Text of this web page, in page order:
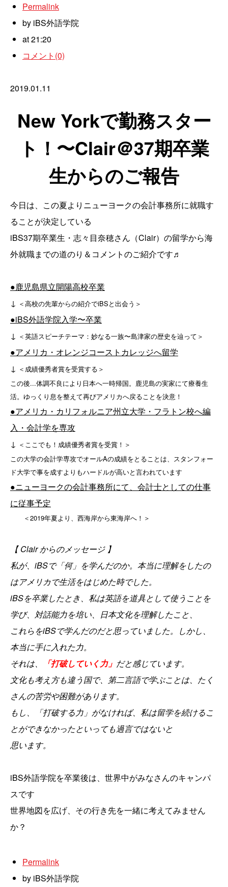
Permalink
by iBS外語学院
at 21:20
コメント(0)
2019.01.11
New Yorkで勤務スター
ト！〜Clair＠37期卒業
生からのご報告
今日は、この夏よりニューヨークの会計事務所に就職す
ることが決定している
iBS37期卒業生・志々目奈穂さん（Clair）の留学から海
外就職までの道のり＆コメントのご紹介です♬
●鹿児島県立開陽高校卒業
↓ ＜高校の先輩からの紹介でiBSと出会う＞
●iBS外語学院入学〜卒業
↓ ＜英語スピーチテーマ：妙なる一族〜島津家の歴史を辿って＞
●アメリカ・オレンジコーストカレッジへ留学
↓ ＜成績優秀者賞を受賞する＞
この後...体調不良により日本へ一時帰国。鹿児島の実家にて療養生
活。ゆっくり息を整えて再びアメリカへ戻ることを決意！
●アメリカ・カリフォルニア州立大学・フラトン校へ編
入・会計学を専攻
↓ ＜ここでも！成績優秀者賞を受賞！＞
この大学の会計学専攻でオールAの成績をとることは、スタンフォー
ド大学で事を成すよりもハードルが高いと言われています
●ニューヨークの会計事務所にて、会計士としての仕事
に従事予定
＜2019年夏より、西海岸から東海岸へ！＞
【 Clair からのメッセージ 】
私が、iBSで「何」を学んだのか。本当に理解をしたの
はアメリカで生活をはじめた時でした。
iBSを卒業したとき、私は英語を道具として使うことを
学び、対話能力を培い、日本文化を理解したこと、
これらをiBSで学んだのだと思っていました。しかし、
本当に手に入れた力。
それは、
「打破していく力」 だと感じています。
文化も考え方も違う国で、第二言語で学ぶことは、たく
さんの苦労や困難があります。
もし、「打破する力」がなければ、私は留学を続けるこ
とができなかったといっても過言ではないと
思います。
iBS外語学院を卒業後は、世界中がみなさんのキャンパ
スです
世界地図を広げ、その行き先を一緒に考えてみません
か？
Permalink
by iBS外語学院